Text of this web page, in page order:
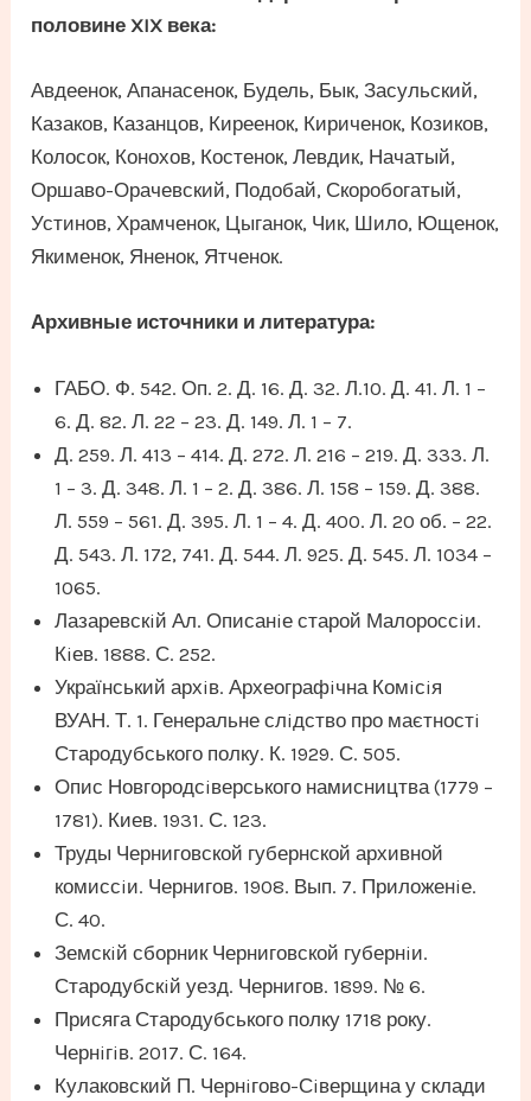
половине XIX века:
Авдеенок, Апанасенок, Будель, Бык, Засульский,
Казаков, Казанцов, Киреенок, Кириченок, Козиков,
Колосок, Конохов, Костенок, Левдик, Начатый,
Оршаво-Орачевский, Подобай, Скоробогатый,
Устинов, Храмченок, Цыганок, Чик, Шило, Ющенок,
Якименок, Яненок, Ятченок.
Архивные источники и литература:
ГАБО. Ф. 542. Оп. 2. Д. 16. Д. 32. Л.10. Д. 41. Л. 1 –
6. Д. 82. Л. 22 – 23. Д. 149. Л. 1 – 7.
Д. 259. Л. 413 – 414. Д. 272. Л. 216 – 219. Д. 333. Л.
1 – 3. Д. 348. Л. 1 – 2. Д. 386. Л. 158 – 159. Д. 388.
Л. 559 – 561. Д. 395. Л. 1 – 4. Д. 400. Л. 20 об. – 22.
Д. 543. Л. 172, 741. Д. 544. Л. 925. Д. 545. Л. 1034 –
1065.
Лазаревскiй Ал. Описанiе старой Малороссiи.
Кiев. 1888. С. 252.
Український архiв. Археографiчна Комiсiя
ВУАН. Т. 1. Генеральне слiдство про маєтностi
Стародубського полку. К. 1929. С. 505.
Опис Новгородсiверського намисництва (1779 –
1781). Киев. 1931. С. 123.
Труды Черниговской губернской архивной
комиссiи. Чернигов. 1908. Вып. 7. Приложенiе.
С. 40.
Земскiй сборник Черниговской губернiи.
Стародубскiй уезд. Чернигов. 1899. № 6.
Присяга Стародубського полку 1718 року.
Чернiгiв. 2017. С. 164.
Кулаковский П. Чернiгово-Сiверщина у склади